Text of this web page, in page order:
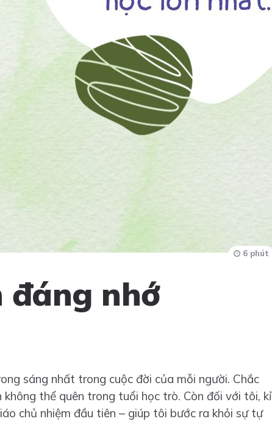
đáng nhớ
6 phút
sáng nhất trong cuộc đời của mỗi người. Chắc
không thể quên trong tuổi học trò. Còn đối với tôi, kỉ
chủ nhiệm đầu tiên – giúp tôi bước ra khỏi sự tự